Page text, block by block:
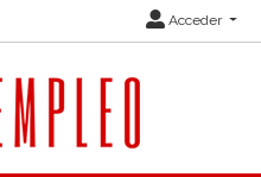
Acceder